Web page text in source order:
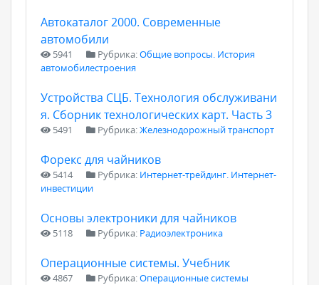
Автокаталог 2000. Современные
автомобили
5941 Рубрика:Общие вопросы. История
автомобилестроения
Устройства СЦБ. Технология обслуживани
я. Сборник технологических карт. Часть 3
5491 Рубрика:Железнодорожный транспорт
Форекс для чайников
5414 Рубрика: Интернет-трейдинг. Интернет-
инвестиции
Основы электроники для чайников
5118 Рубрика: Радиоэлектроника
Операционные системы. Учебник
4867 Рубрика:Операционные системы